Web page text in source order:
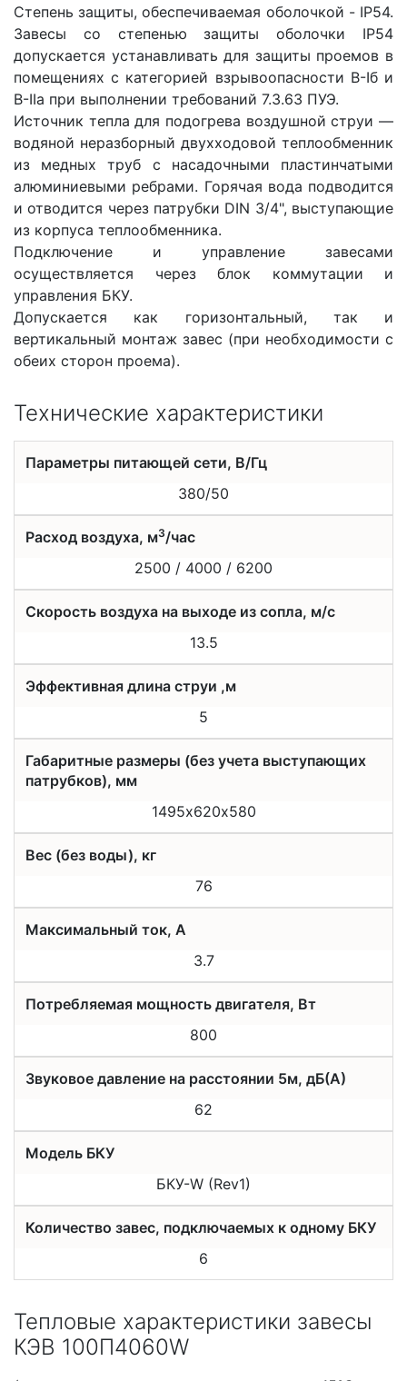
Степень защиты, обеспечиваемая оболочкой - IP54.
Завесы со степенью защиты оболочки IP54
допускается устанавливать для защиты проемов в
помещениях с категорией взрывоопасности В-Iб и
В-IIа при выполнении требований 7.3.63 ПУЭ.
Источник тепла для подогрева воздушной струи —
водяной неразборный двухходовой теплообменник
из медных труб с насадочными пластинчатыми
алюминиевыми ребрами. Горячая вода подводится
и отводится через патрубки DIN 3/4", выступающие
из корпуса теплообменника.
Подключение и управление завесами
осуществляется через блок коммутации и
управления БКУ.
Допускается как горизонтальный, так и
вертикальный монтаж завес (при необходимости с
обеих сторон проема).
Технические характеристики
Параметры питающей сети, В/Гц
380/50
Расход воздуха, м3/час
2500 / 4000 / 6200
Скорость воздуха на выходе из сопла, м/с
13.5
Эффективная длина струи ,м
5
Габаритные размеры (без учета выступающих
патрубков), мм
1495х620х580
Вес (без воды), кг
76
Максимальный ток, А
3.7
Потребляемая мощность двигателя, Вт
800
Звуковое давление на расстоянии 5м, дБ(А)
62
Модель БКУ
БКУ-W (Rev1)
Количество завес, подключаемых к одному БКУ
6
Тепловые характеристики завесы
КЭВ 100П4060W